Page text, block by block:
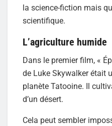
la science-fiction mais
scientifique.
L’agriculture humide
Dans le premier film, «
de Luke Skywalker était
planète Tatooine. Il
d’un désert.
Cela peut sembler